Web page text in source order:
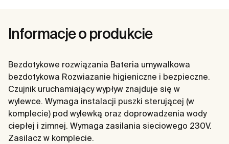
Informacje o produkcie
Bezdotykowe rozwiązania Bateria umywalkowa
bezdotykowa Rozwiazanie higieniczne i bezpieczne.
Czujnik uruchamiający wypływ znajduje się w
wylewce. Wymaga instalacji puszki sterującej (w
komplecie) pod wylewką oraz doprowadzenia wody
ciepłej i zimnej. Wymaga zasilania sieciowego 230V.
Zasilacz w komplecie.